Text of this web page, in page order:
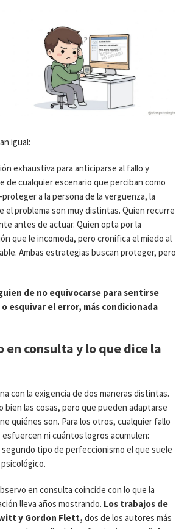
igual:
exhaustiva para anticiparse al fallo y
de cualquier escenario que perciban como
a la persona de la vergüenza, la
problema son muy distintas. Quien recurre
antes de actuar. Quien opta por la
que le incomoda, pero cronifica el miedo al
Ambas estrategias buscan proteger, pero
de no equivocarse para sentirse
esquivar el error, más condicionada
consulta y lo que dice la
con la exigencia de dos maneras distintas.
las cosas, pero que pueden adaptarse
quiénes son. Para los otros, cualquier fallo
ni cuántos logros acumulen:
tipo de perfeccionismo el que suele
en consulta coincide con lo que la
lleva años mostrando. Los trabajos de
y Gordon Flett, dos de los autores más